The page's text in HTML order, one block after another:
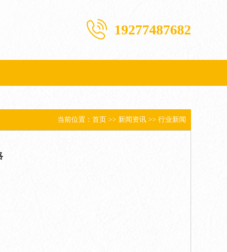
19277487682
当前位置： 首页 >> 新闻资讯 >> 行业新闻